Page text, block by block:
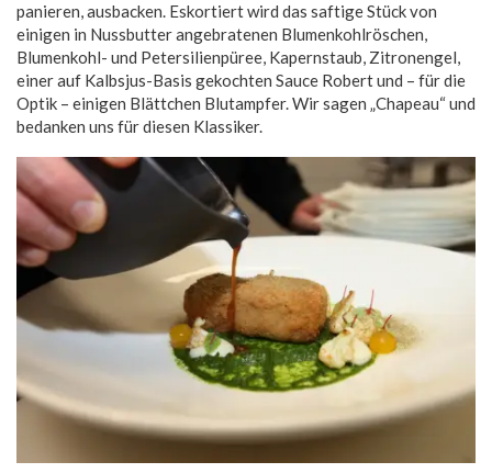
panieren, ausbacken. Eskortiert wird das saftige Stück von
einigen in Nussbutter angebratenen Blumenkohlröschen,
Blumenkohl- und Petersilienpüree, Kapernstaub, Zitronengel,
einer auf Kalbsjus-Basis gekochten Sauce Robert und – für die
Optik – einigen Blättchen Blutampfer. Wir sagen „Chapeau“ und
bedanken uns für diesen Klassiker.